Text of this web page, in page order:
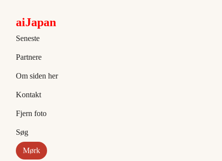
aiJapan
Seneste
Partnere
Om siden her
Kontakt
Fjern foto
Søg
Mørk